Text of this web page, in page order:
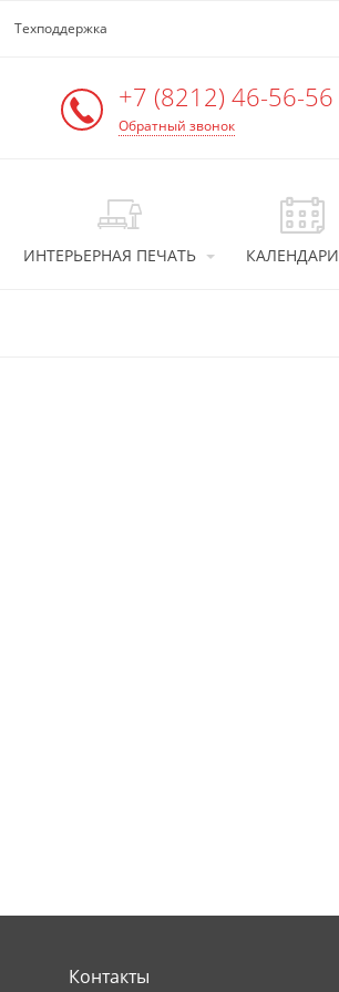
Техподдержка
+7 (8212) 46-56-56
Обратный звонок
ИНТЕРЬЕРНАЯ ПЕЧАТЬ КАЛЕНДАРИ
Контакты